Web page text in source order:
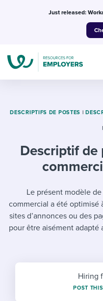
Just released:
I
Job
I
Pay
DESCRIPTIFS DE POSTES |
Descriptif de
Le présent modèle
commercial a été optimisé
sites d’annonces ou des
pour être aisément adapté
Hiring
POST